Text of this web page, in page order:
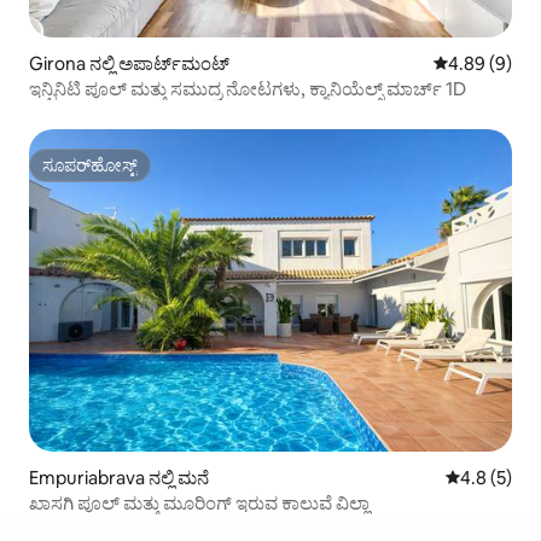
Girona ನಲ್ಲಿ ಅಪಾರ್ಟ್‌ಮಂಟ್ 5 ರಲ್ಲಿ 4.89
4.89 (9)
ಇನ್ಫಿನಿಟಿ ಪೂಲ್ ಮತ್ತು ಸಮುದ್ರ ನೋಟಗಳು, ಕ್ಯಾನಿಯೆಲ್ಸ್ ಮಾರ್ಚ್ 1D
ಸೂಪರ್‌ಹೋಸ್ಟ್
ಸೂಪರ್‌ಹೋಸ್ಟ್
Empuriabrava ನಲ್ಲಿ ಮನೆ 5 ರಲ್ಲಿ 4.8
4.8 (5)
ಖಾಸಗಿ ಪೂಲ್ ಮತ್ತು ಮೂರಿಂಗ್ ‌ಇರುವ ಕಾಲುವೆ ವಿಲ್ಲಾ